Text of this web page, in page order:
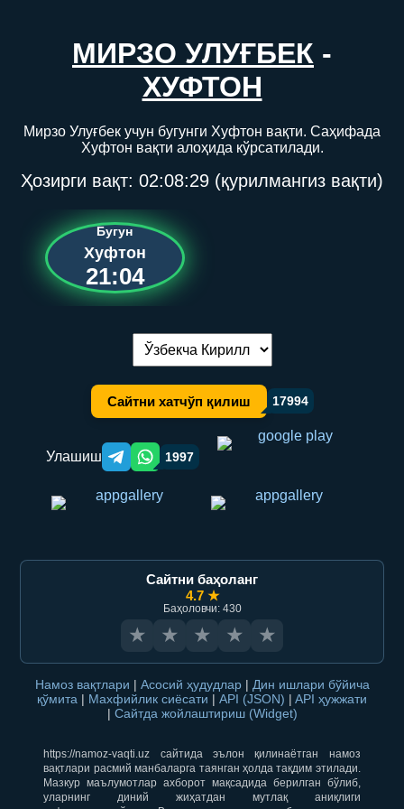
МИРЗО УЛУҒБЕК -
ХУФТОН
Мирзо Улуғбек учун бугунги Хуфтон вақти. Саҳифада
Хуфтон вақти алоҳида кўрсатилади.
Ҳозирги вақт: 02:08:29 (қурилмангиз вақти)
Бугун
Хуфтон
21:04
Тилни алмаштириш:
Сайтни хатчўп қилиш 17994
Улашиш Telegram orqali ulashish
WhatsApp orqali ulashish
1997
Сайтни баҳоланг
4.7 ★
Баҳоловчи: 430
★ ★ ★ ★ ★
Намоз вақтлари | Асосий ҳудудлар | Дин ишлари бўйича
қўмита | Махфийлик сиёсати | API (JSON) | API ҳужжати
| Сайтда жойлаштириш (Widget)
https://namoz-vaqti.uz сайтида эълон қилинаётган намоз
вақтлари расмий манбаларга таянган ҳолда тақдим этилади.
Мазкур маълумотлар ахборот мақсадида берилган бўлиб,
уларнинг диний жиҳатдан мутлақ аниқлиги